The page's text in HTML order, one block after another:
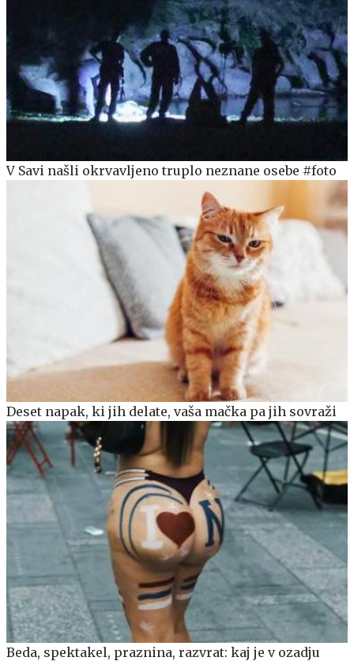
V Savi našli okrvavljeno truplo neznane osebe #foto
Deset napak, ki jih delate, vaša mačka pa jih sovraži
Beda, spektakel, praznina, razvrat: kaj je v ozadju